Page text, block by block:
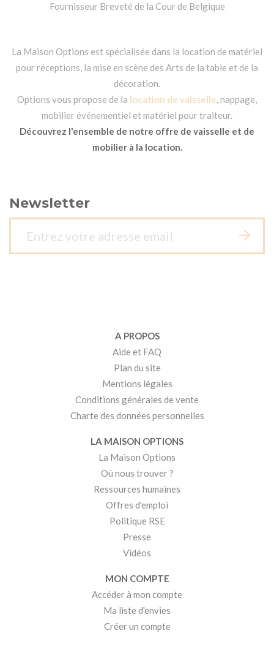
Fournisseur Breveté de la Cour de Belgique
La Maison Options est spécialisée dans la location de matériel
pour réceptions, la mise en scène des Arts de la table et de la
décoration.
Options vous propose de la location de vaisselle, nappage,
mobilier événementiel et matériel pour traiteur.
Découvrez l'ensemble de notre offre de vaisselle et de
mobilier à la location.
Newsletter
A PROPOS
Aide et FAQ
Plan du site
Mentions légales
Conditions générales de vente
Charte des données personnelles
LA MAISON OPTIONS
La Maison Options
Où nous trouver ?
Ressources humaines
Offres d'emploi
Politique RSE
Presse
Vidéos
MON COMPTE
Accéder à mon compte
Ma liste d'envies
Créer un compte